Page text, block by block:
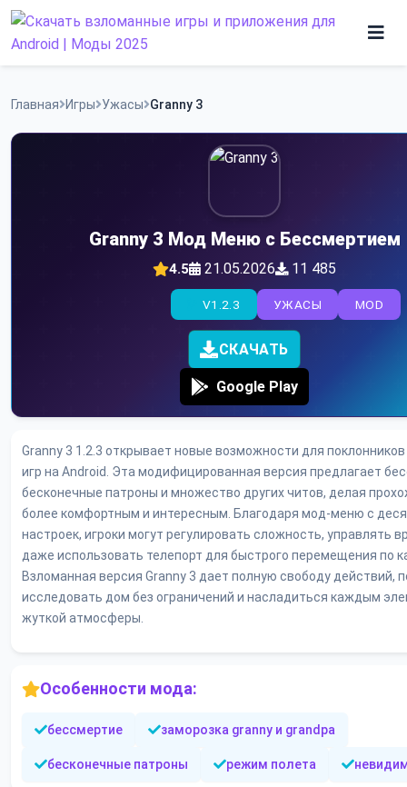
Skip
Программы
Главная Игры Ужасы Granny 3
Granny 3 Мод Меню с Бессмертием
4.5 21.05.2026 11 485
MOD
УЖАСЫ
V1.2.3
СКАЧАТЬ
Google Play
Granny 3 1.2.3 открывает новые возможности для
игр на Android. Эта модифицированная версия предлагает
бесконечные патроны и множество других читов, делая
более комфортным и интересным. Благодаря мод-меню с
настроек, игроки могут регулировать сложность, управлять
даже использовать телепорт для быстрого перемещения по
Взломанная версия Granny 3 дает полную свободу действий,
исследовать дом без ограничений и насладиться каждым
жуткой атмосферы.
Особенности мода:
бессмертие заморозка granny и grandpa
бесконечные патроны режим полета